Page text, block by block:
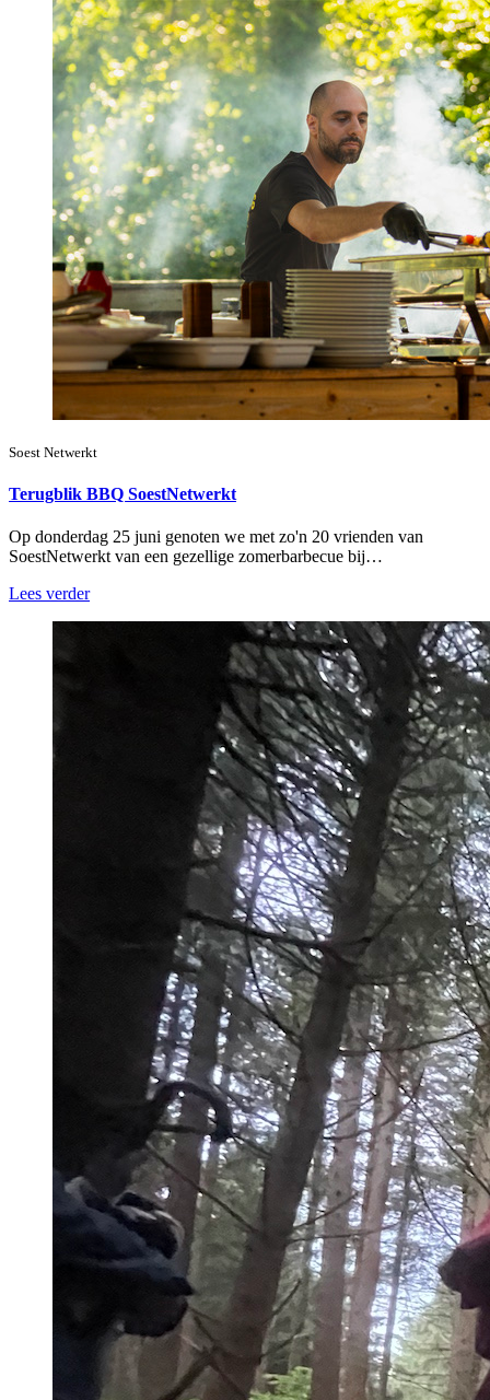
Soest Netwerkt
Terugblik BBQ SoestNetwerkt
Op donderdag 25 juni genoten we met zo'n 20 vrienden van
SoestNetwerkt van een gezellige zomerbarbecue bij…
Lees verder